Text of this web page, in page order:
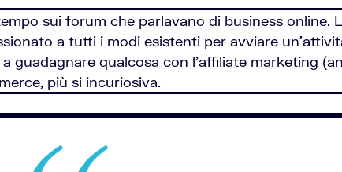
sui forum che parlavano di business online.
a tutti i modi esistenti per avviare
guadagnare qualcosa con l’affiliate marketing
più si incuriosiva.